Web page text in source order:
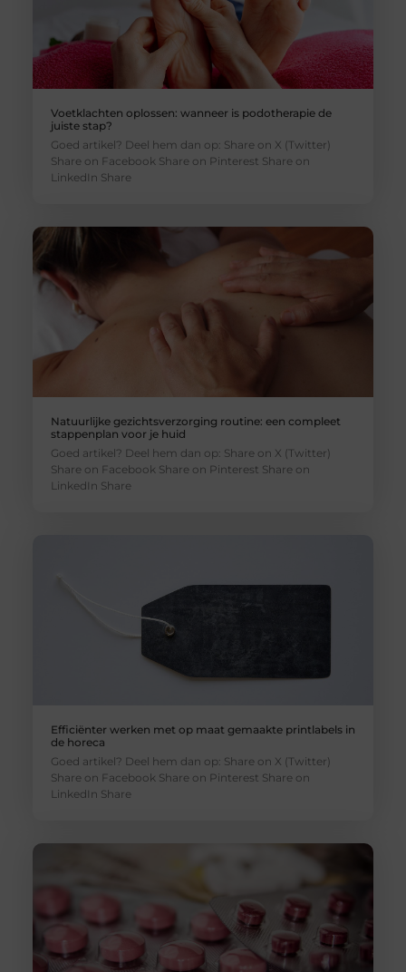
Voetklachten oplossen: wanneer is podotherapie de
juiste stap?
Goed artikel? Deel hem dan op: Share on X (Twitter)
Share on Facebook Share on Pinterest Share on
LinkedIn Share
Natuurlijke gezichtsverzorging routine: een compleet
stappenplan voor je huid
Goed artikel? Deel hem dan op: Share on X (Twitter)
Share on Facebook Share on Pinterest Share on
LinkedIn Share
Efficiënter werken met op maat gemaakte printlabels in
de horeca
Goed artikel? Deel hem dan op: Share on X (Twitter)
Share on Facebook Share on Pinterest Share on
LinkedIn Share